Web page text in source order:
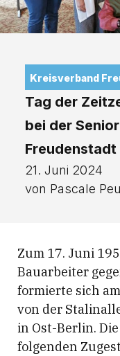
Kreisverband
Tag der
bei der
Freudenstadt
21. Juni 2024
von Pascale
Zum 17. Juni
Bauarbeiter
formierte sich
von der
in Ost-Berlin.
folgenden